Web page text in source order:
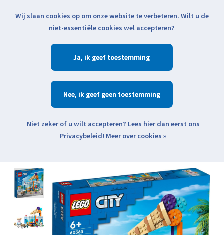
Klik voor actuele verzendinformatie...
Verlanglijst
Zoeken
Open webshop menu
Product image slideshow Items
Wij slaan cookies op om onze website te verbeteren. Wilt u de
niet-essentiële cookies wel accepteren?
Ja
Nee
Meer over cookies »